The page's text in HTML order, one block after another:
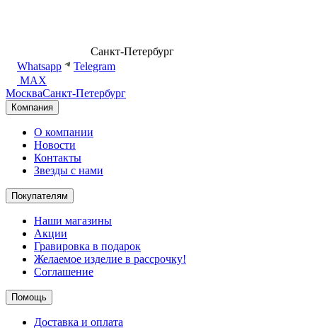
Санкт-Петербург
Whatsapp
Telegram
MAX
МоскваСанкт-Петербург
Компания
О компании
Новости
Контакты
Звезды с нами
Покупателям
Наши магазины
Акции
Гравировка в подарок
Желаемое изделие в рассрочку!
Соглашение
Помощь
Доставка и оплата